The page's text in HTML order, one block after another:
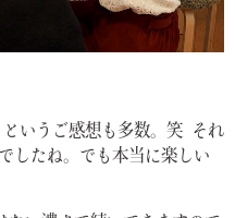
いうご感想も多数。笑 それ
したね。でも本当に楽しい